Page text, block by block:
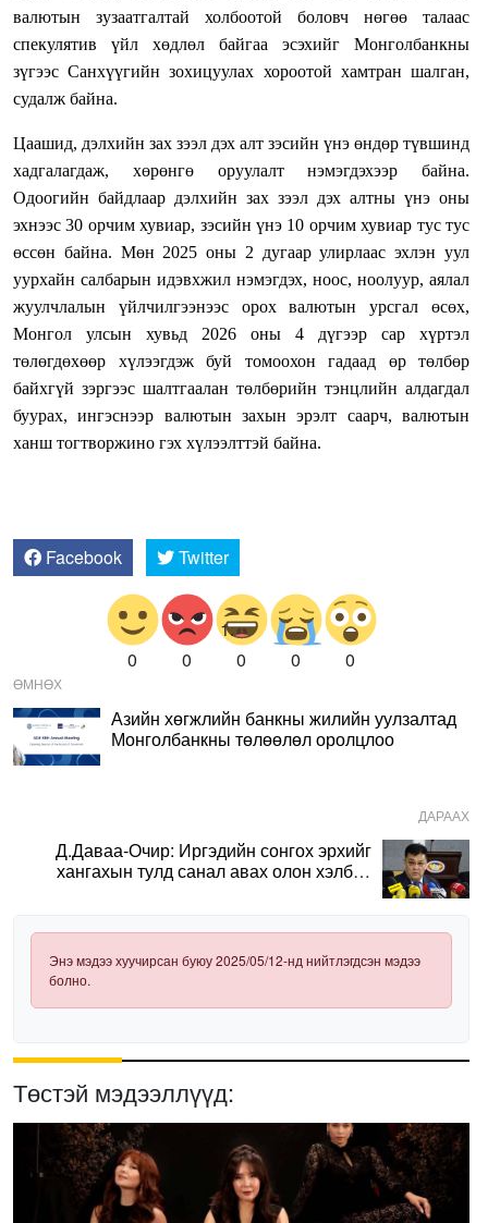
валютын зузаатгалтай холбоотой боловч нөгөө талаас
спекулятив үйл хөдлөл байгаа эсэхийг Монголбанкны
зүгээс Санхүүгийн зохицуулах хороотой хамтран шалган,
судалж байна.
Цаашид, дэлхийн зах зээл дэх алт зэсийн үнэ өндөр түвшинд
хадгалагдаж, хөрөнгө оруулалт нэмэгдэхээр байна.
Одоогийн байдлаар дэлхийн зах зээл дэх алтны үнэ оны
эхнээс 30 орчим хувиар, зэсийн үнэ 10 орчим хувиар тус тус
өссөн байна. Мөн 2025 оны 2 дугаар улирлаас эхлэн уул
уурхайн салбарын идэвхжил нэмэгдэх, ноос, ноолуур, аялал
жуулчлалын үйлчилгээнээс орох валютын урсгал өсөх,
Монгол улсын хувьд 2026 оны 4 дүгээр сар хүртэл
төлөгдөхөөр хүлээгдэж буй томоохон гадаад өр төлбөр
байхгүй зэргээс шалтгаалан төлбөрийн тэнцлийн алдагдал
буурах, ингэснээр валютын захын эрэлт саарч, валютын
ханш тогтворжино гэх хүлээлттэй байна.
Facebook Twitter
0 0 0 0 0
ӨМНӨХ
Азийн хөгжлийн банкны жилийн уулзалтад
Монголбанкны төлөөлөл оролцлоо
ДАРААХ
Д.Даваа-Очир: Иргэдийн сонгох эрхийг
хангахын тулд санал авах олон хэлбэр
Энэ мэдээ хуучирсан буюу 2025/05/12-нд нийтлэгдсэн мэдээ
болно.
Төстэй мэдээллүүд: